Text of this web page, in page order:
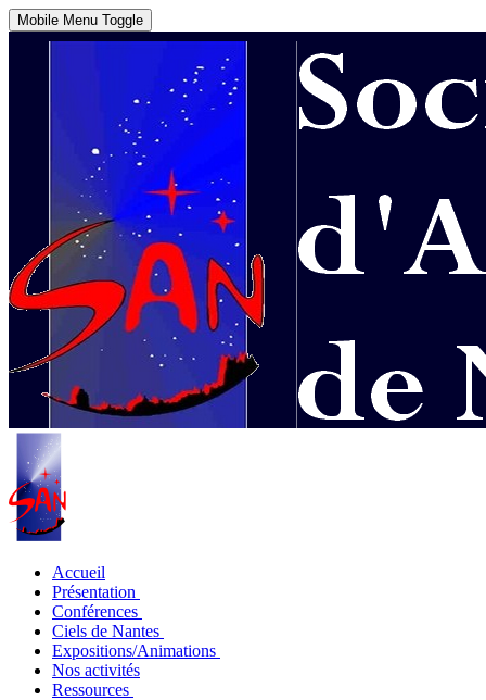
Mobile Menu Toggle
Accueil
Présentation
Conférences
Ciels de Nantes
Expositions/Animations
Nos activités
Ressources